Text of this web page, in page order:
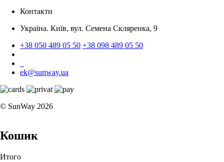
Контакти
Україна. Київ, вул. Семена Скляренка, 9
+38 050 489 05 50 +38 098 489 05 50
ek@sunway.ua
© SunWay 2026
Кошик
Итого